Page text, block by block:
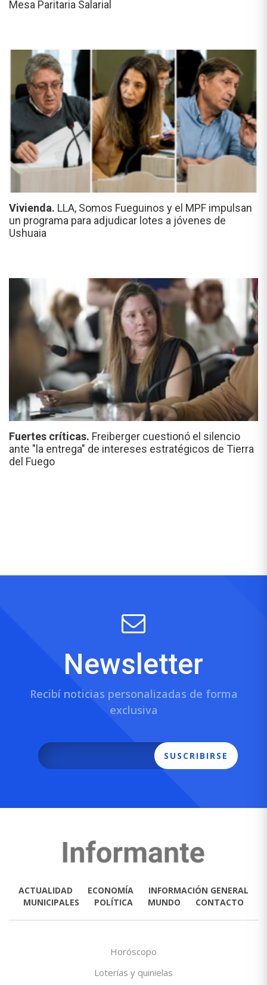
Mesa Paritaria Salarial
Vivienda. LLA, Somos Fueguinos y el MPF impulsan
un programa para adjudicar lotes a jóvenes de
Ushuaia
Fuertes críticas. Freiberger cuestionó el silencio
ante "la entrega" de intereses estratégicos de Tierra
del Fuego
Newsletter
Recibí noticias personalizadas de forma
exclusiva
SUSCRIBIRSE
ACTUALIDAD ECONOMÍA
INFORMACIÓN GENERAL
MUNICIPALES
POLÍTICA MUNDO CONTACTO
Horóscopo
Loterías y quinielas